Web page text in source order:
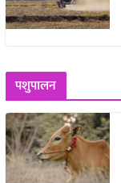
पशुपालन